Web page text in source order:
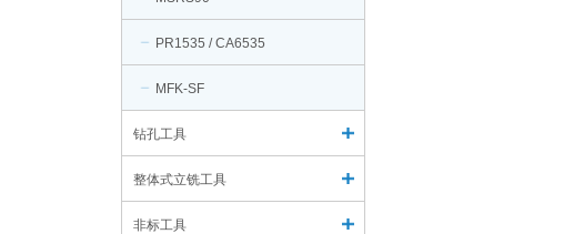
PR1535 / CA6535
MFK-SF
钻孔工具
整体式立铣工具
非标工具